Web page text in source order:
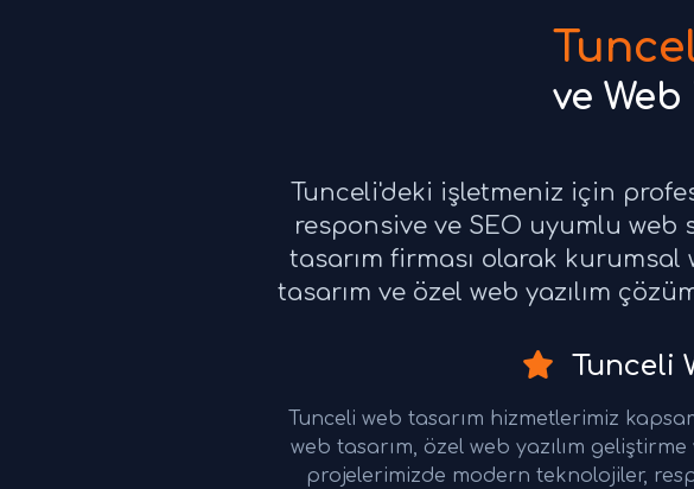
ve
Tunceli'deki işletmeniz için
responsive ve SEO uyumlu
tasarım firması olarak kurumsal
tasarım ve özel web yazılım
Tunceli
Tunceli web tasarım hizmetlerimiz
web tasarım, özel web yazılım
projelerimizde modern teknolojiler,